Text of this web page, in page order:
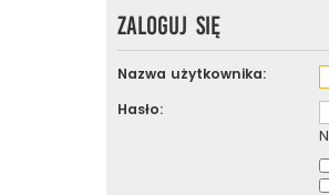
Zaloguj się
Nazwa użytkownika:
Hasło: